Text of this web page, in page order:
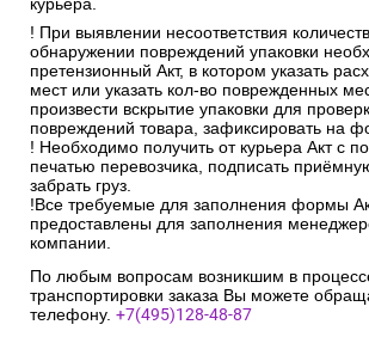
курьера.
! При выявлении несоответствия
обнаружении повреждений упаковки
претензионный Акт, в котором указать
мест или указать кол-во поврежденных
произвести вскрытие упаковки для
повреждений товара, зафиксировать на
! Необходимо получить от курьера Акт с
печатью перевозчика, подписать
забрать груз.
!Все требуемые для заполнения формы
предоставлены для заполнения
компании.
По любым вопросам возникшим в
транспортировки заказа Вы можете
телефону. +7(495)128-48-87